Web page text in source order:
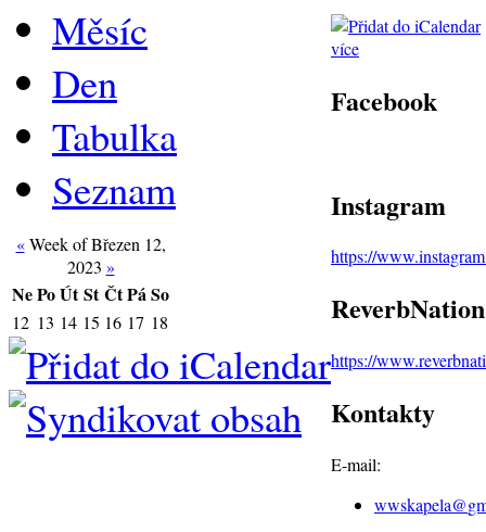
Měsíc
Den
Tabulka
Seznam
«Week of Březen 12,
2023 »
NePoÚt St ČtPáSo
12 13 14 15 16 17 18
více
Facebook
Instagram
https://
ReverbNation
https://
Kontakty
E-mail:
wwskapela@